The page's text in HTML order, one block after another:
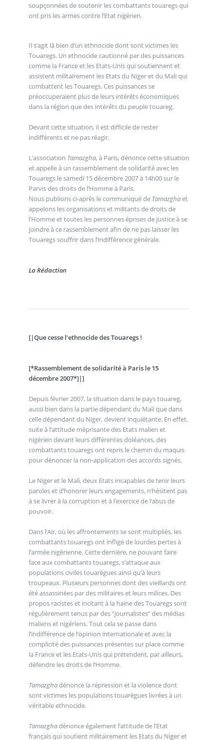
soupçonnées de soutenir les combattants touaregs qui
ont pris les armes contre l’Etat nigérien.
Il s’agit là bien d’un ethnocide dont sont victimes les
Touaregs. Un ethnocide cautionné par des puissances
comme la France et les Etats-Unis qui soutiennent et
assistent militairement les Etats du Niger et du Mali qui
combattent les Touaregs. Ces puissances se
préoccuperaient plus de leurs intérêts économiques
dans la région que des intérêts du peuple touareg.
Devant cette situation, il est difficile de rester
indifférents et ne pas réagir.
L’association Tamazgha, à Paris, dénonce cette situation
et appelle à un rassemblement de solidarité avec les
Touaregs le samedi 15 décembre 2007 à 14h00 sur le
Parvis des droits de l’Homme à Paris.
Nous publions ci-après le communiqué de Tamazghaet
appelons les organisations et militants de droits de
l’Homme et toutes les personnes éprises de justice à se
joindre à ce rassemblement afin de ne pas laisser les
Touaregs souffrir dans l’indifférence générale.
La Rédaction
[|Que cesse l’ethnocide des Touaregs !
[*Rassemblement de solidarité à Paris le 15
décembre 2007*]|]
Depuis février 2007, la situation dans le pays touareg,
aussi bien dans la partie dépendant du Mali que dans
celle dépendant du Niger, devient inquiétante. En effet,
suite à l’attitude méprisante des Etats malien et
nigérien devant leurs différentes doléances, des
combattants touaregs ont repris le chemin du maquis
pour dénoncer la non-application des accords signés.
Le Niger et le Mali, deux Etats incapables de tenir leurs
paroles et d’honorer leurs engagements, n’hésitent pas
à se livrer à la corruption et à l’exercice de l’abus de
pouvoir.
Dans l’Aïr, où les affrontements se sont multipliés, les
combattants touaregs ont infligé de lourdes pertes à
l’armée nigérienne. Cette dernière, ne pouvant faire
face aux combattants touaregs, s’attaque aux
populations civiles touarègues ainsi qu’à leurs
troupeaux. Plusieurs personnes dont des vieillards ont
été assassinées par des militaires et leurs milices. Des
propos racistes et incitant à la haine des Touaregs sont
régulièrement tenus par des “journalistes” des médias
maliens et nigériens. Tout cela se passe dans
l’indifférence de l’opinion internationale et avec la
complicité des puissances présentes sur place comme
la France et les Etats-Unis qui prétendent, par ailleurs,
défendre les droits de l’Homme.
Tamazghadénonce la répression et la violence dont
sont victimes les populations touarègues livrées à un
véritable ethnocide.
Tamazghadénonce également l’attitude de l’Etat
français qui soutient militairement les Etats du Niger et